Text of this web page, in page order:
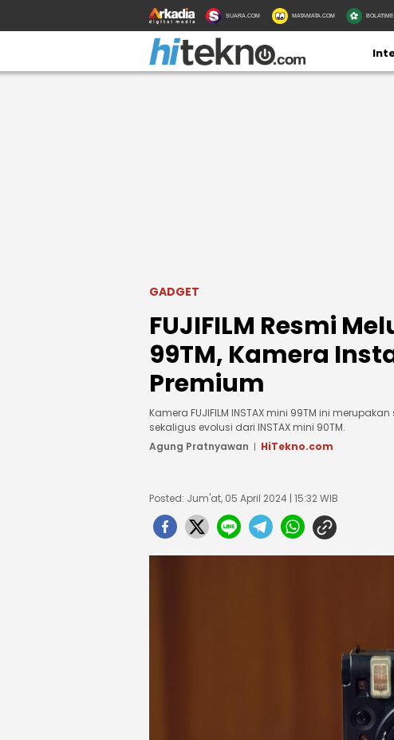
SUARA.COM MATAMATA.COM
GADGET
FUJIFILM Resmi
99TM, Kamera
Premium
Kamera FUJIFILM INSTAX mini 99TM ini
sekaligus evolusi dari INSTAX mini 90TM.
Agung Pratnyawan
HiTekno.com
Posted: Jum'at, 05 April 2024 | 15:32 WIB